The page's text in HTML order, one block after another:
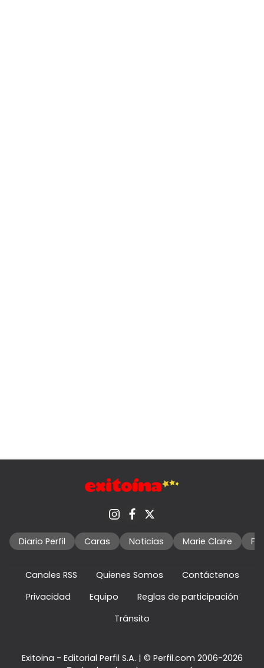
Diario Perfil Caras Noticias Marie Claire
Canales RSS Quienes Somos
Contáctenos
Privacidad
Equipo
Reglas de participación
Tránsito
Exitoina - Editorial Perfil S.A. | © Perfil.com 2006-2026